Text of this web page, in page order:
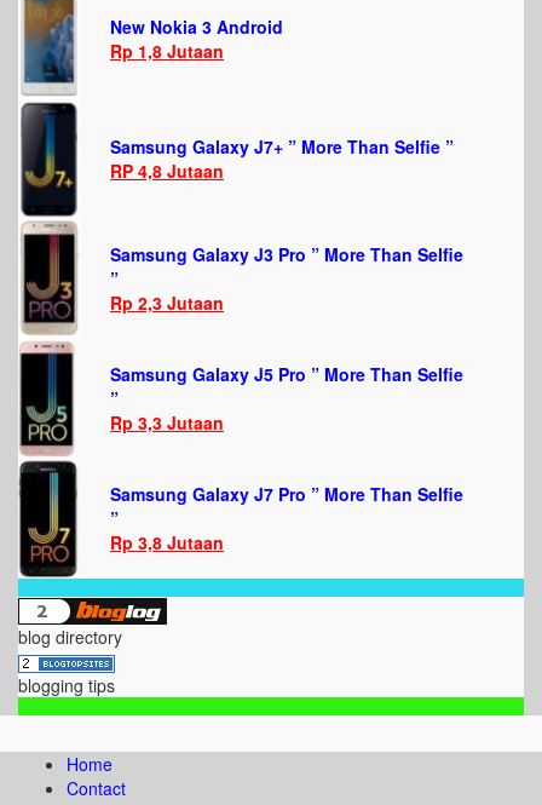
New Nokia 3 Android
Rp 1,8 Jutaan
Samsung Galaxy J7+ ” More Than Selfie ”
RP 4,8 Jutaan
Samsung Galaxy J3 Pro ” More Than Selfie
”
Rp 2,3 Jutaan
Samsung Galaxy J5 Pro ” More Than Selfie
”
Rp 3,3 Jutaan
Samsung Galaxy J7 Pro ” More Than Selfie
”
Rp 3,8 Jutaan
blog directory
blogging tips
Home
Contact